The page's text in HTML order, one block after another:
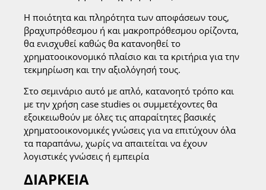
Η ποιότητα και πληρότητα των αποφάσεων τους,
βραχυπρόθεσμου ή και μακροπρόθεσμου ορίζοντα,
θα ενισχυθεί καθώς θα κατανοηθεί το
χρηματοοικονομικό πλαίσιο και τα κριτήρια για την
τεκμηρίωση και την αξιολόγησή τους.
Στο σεμινάριο αυτό με απλό, κατανοητό τρόπο και
με την χρήση case studies οι συμμετέχοντες θα
εξοικειωθούν με όλες τις απαραίτητες βασικές
χρηματοοικονομικές γνώσεις για να επιτύχουν όλα
τα παραπάνω, χωρίς να απαιτείται να έχουν
λογιστικές γνώσεις ή εμπειρία
ΔΙΑΡΚΕΙΑ